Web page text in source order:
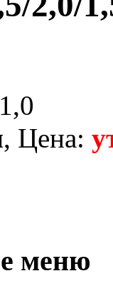
, Цена:
меню